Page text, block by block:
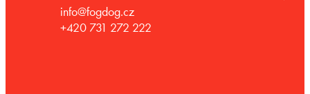
info@fogdog.cz
+420 731 272 222